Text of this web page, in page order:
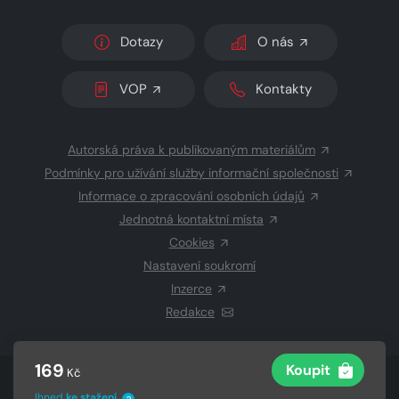
169 Kč Koupit
Dotazy O nás
VOP Kontakty
Autorská práva k publikovaným materiálům
Podmínky pro užívání služby informační společnosti
Informace o zpracování osobních údajů
Jednotná kontaktní místa
Cookies
Nastavení soukromí
Inzerce
Redakce
© 2026 Copyright CZECH NEWS CENTER a.s.a dodavatelé